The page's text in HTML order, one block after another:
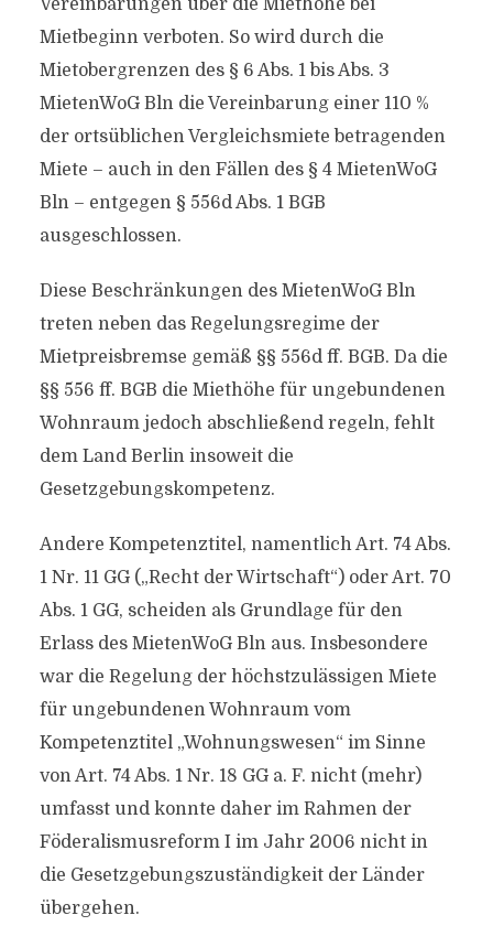
Vereinbarungen über die Miethöhe bei
Mietbeginn verboten. So wird durch die
Mietobergrenzen des § 6 Abs. 1 bis Abs. 3
MietenWoG Bln die Vereinbarung einer 110 %
der ortsüblichen Vergleichsmiete betragenden
Miete – auch in den Fällen des § 4 MietenWoG
Bln – entgegen § 556d Abs. 1 BGB
ausgeschlossen.
Diese Beschränkungen des MietenWoG Bln
treten neben das Regelungsregime der
Mietpreisbremse gemäß §§ 556d ff. BGB. Da die
§§ 556 ff. BGB die Miethöhe für ungebundenen
Wohnraum jedoch abschließend regeln, fehlt
dem Land Berlin insoweit die
Gesetzgebungskompetenz.
Andere Kompetenztitel, namentlich Art. 74 Abs.
1 Nr. 11 GG („Recht der Wirtschaft“) oder Art. 70
Abs. 1 GG, scheiden als Grundlage für den
Erlass des MietenWoG Bln aus. Insbesondere
war die Regelung der höchstzulässigen Miete
für ungebundenen Wohnraum vom
Kompetenztitel „Wohnungswesen“ im Sinne
von Art. 74 Abs. 1 Nr. 18 GG a. F. nicht (mehr)
umfasst und konnte daher im Rahmen der
Föderalismusreform I im Jahr 2006 nicht in
die Gesetzgebungszuständigkeit der Länder
übergehen.